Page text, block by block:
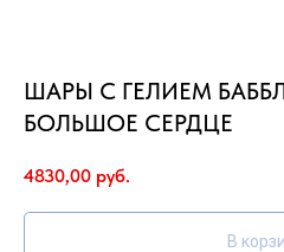
ШАРЫ С ГЕЛИЕМ
БОЛЬШОЕ СЕРДЦЕ
4830,00 руб.
В